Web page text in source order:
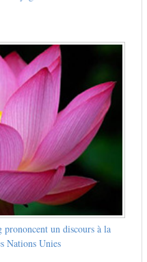
un discours à la
Nations Unies